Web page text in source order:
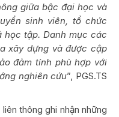
giữa bậc đại học và
sinh viên, tổ chức
học tập. Danh mục các
xây dựng và được cập
đảm tính phù hợp với
nghiên cứu”, PGS.TS
thông ghi nhận những